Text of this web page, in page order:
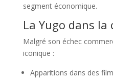
segment économique.
La Yugo dans
Malgré son échec
iconique :
Apparitions dans des